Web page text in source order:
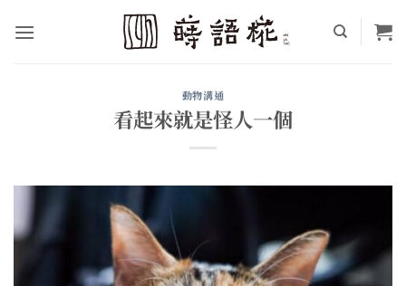
動物溝通
看起來就是怪人一個